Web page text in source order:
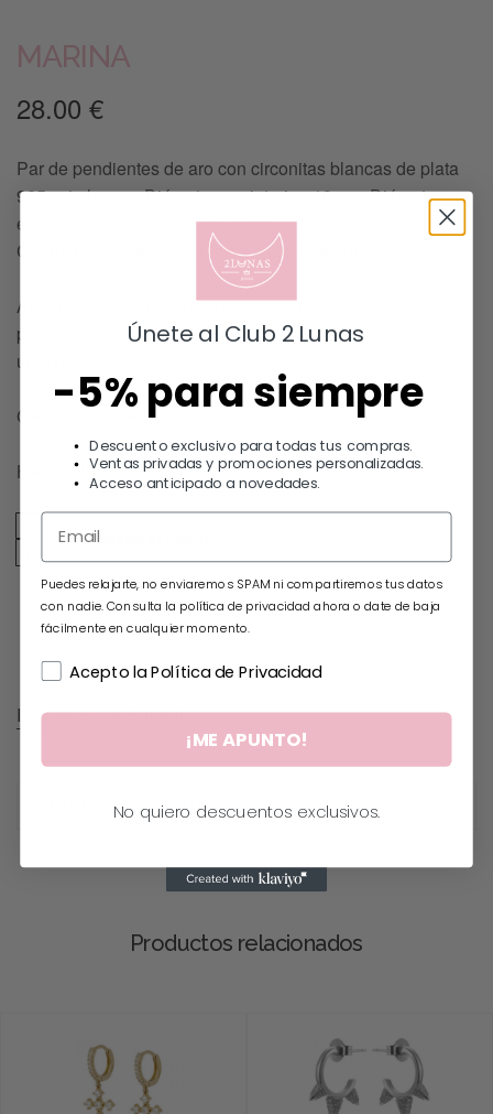
MARINA
28.00€
Par de pendientes de aro con circonitas blancas de plata
925 y 4 charms. Diámetro aro interior: 10mm. Diámetro aro
exterior: 14mm. Charm Sol 7 mm. Charm Luna 5 mm.
Charm Cruz 7×4 mm. Charm Circonita 4mm
ATENCIÓN: Este modelo se vende por unidades (1
pendiente suelto), si quieres el par debes seleccionar 2
unidades.
GRACIAS POR ELEGIRNOS !!
HAY EXISTENCIAS
Añadir al carrito
Información adicional
PLATA
Productos relacionados
Únete al Club 2 Lunas
-5% para siempre
Descuento exclusivo para todas tus compras.
Ventas privadas y promociones personalizadas.
Acceso anticipado a novedades.
Puedes relajarte, no enviaremos SPAM ni compartiremos tus datos
con nadie. Consulta la política de privacidad ahora o date de baja
fácilmente en cualquier momento.
Acepto la Política de Privacidad
¡ME APUNTO!
No quiero descuentos exclusivos.